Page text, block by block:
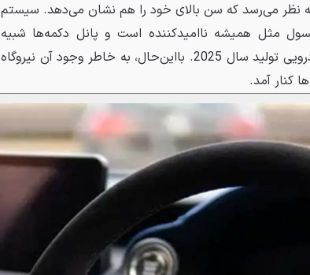
نظر می‌رسد که سن بالای خود را هم نشان می‌دهد. سیستم
مثل همیشه ناامیدکننده است و پانل دکمه‌ها شبیه
ویدئوهای قدیمی به نظر می‌رسد تا خودرویی تولید سال 2025. بااین‌حال، به خاطر وجود آن نیروگاه